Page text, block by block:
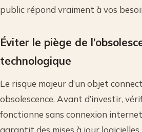
public répond vraiment à vos
Éviter le piège de
technologique
Le risque majeur d’un objet
obsolescence. Avant d’investir,
fonctionne sans connexion
garantit des mises à jour